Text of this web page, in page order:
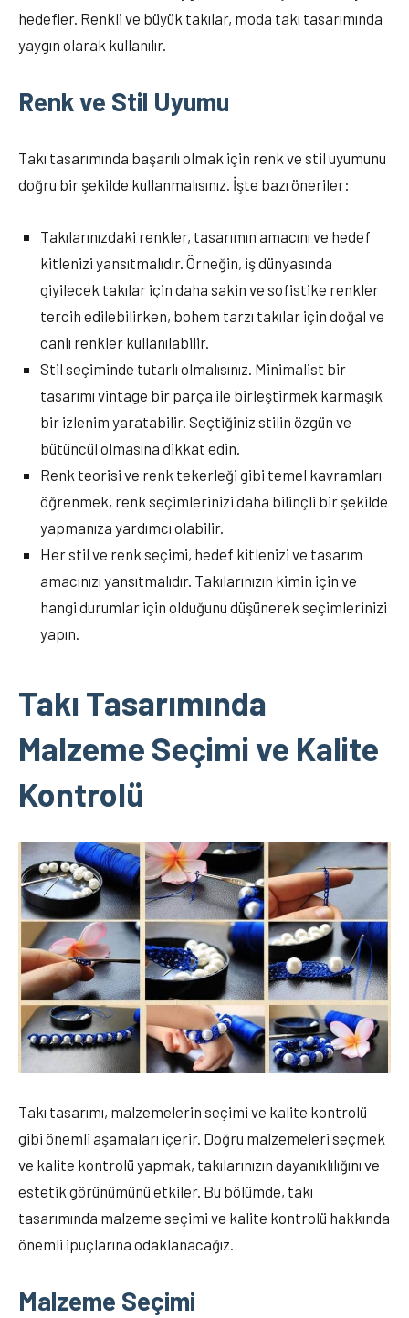
hedefler. Renkli ve büyük takılar, moda takı tasarımında
yaygın olarak kullanılır.
Renk ve Stil Uyumu
Takı tasarımında başarılı olmak için renk ve stil uyumunu
doğru bir şekilde kullanmalısınız. İşte bazı öneriler:
Takılarınızdaki renkler, tasarımın amacını ve hedef
kitlenizi yansıtmalıdır. Örneğin, iş dünyasında
giyilecek takılar için daha sakin ve sofistike renkler
tercih edilebilirken, bohem tarzı takılar için doğal ve
canlı renkler kullanılabilir.
Stil seçiminde tutarlı olmalısınız. Minimalist bir
tasarımı vintage bir parça ile birleştirmek karmaşık
bir izlenim yaratabilir. Seçtiğiniz stilin özgün ve
bütüncül olmasına dikkat edin.
Renk teorisi ve renk tekerleği gibi temel kavramları
öğrenmek, renk seçimlerinizi daha bilinçli bir şekilde
yapmanıza yardımcı olabilir.
Her stil ve renk seçimi, hedef kitlenizi ve tasarım
amacınızı yansıtmalıdır. Takılarınızın kimin için ve
hangi durumlar için olduğunu düşünerek seçimlerinizi
yapın.
Takı Tasarımında
Malzeme Seçimi ve Kalite
Kontrolü
Takı tasarımı, malzemelerin seçimi ve kalite kontrolü
gibi önemli aşamaları içerir. Doğru malzemeleri seçmek
ve kalite kontrolü yapmak, takılarınızın dayanıklılığını ve
estetik görünümünü etkiler. Bu bölümde, takı
tasarımında malzeme seçimi ve kalite kontrolü hakkında
önemli ipuçlarına odaklanacağız.
Malzeme Seçimi